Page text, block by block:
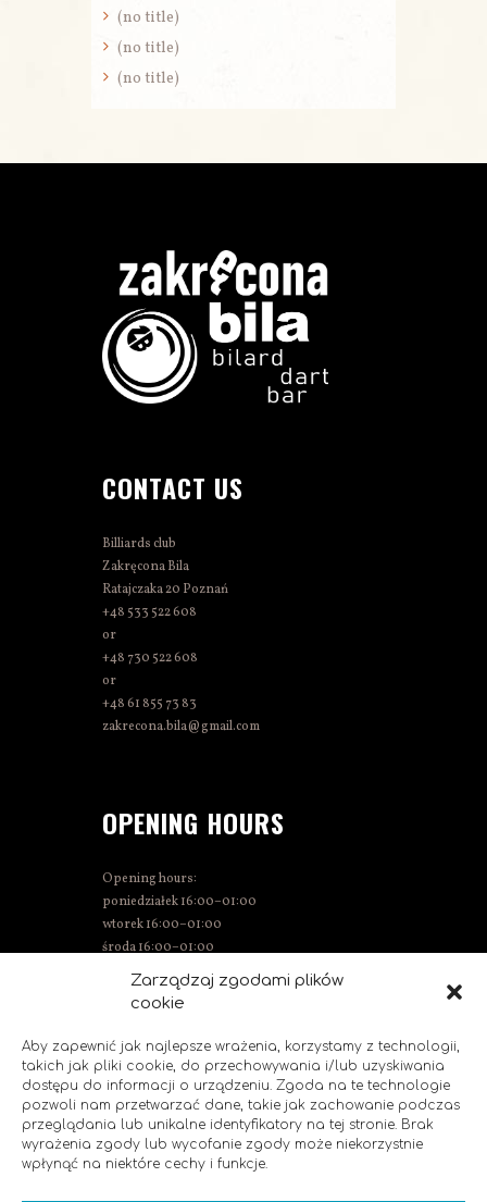
Zarządzaj zgodami plików
cookie
Aby zapewnić jak najlepsze wrażenia, korzystamy z technologii,
takich jak pliki cookie, do przechowywania i/lub uzyskiwania
dostępu do informacji o urządzeniu. Zgoda na te technologie
pozwoli nam przetwarzać dane, takie jak zachowanie podczas
przeglądania lub unikalne identyfikatory na tej stronie. Brak
wyrażenia zgody lub wycofanie zgody może niekorzystnie
wpłynąć na niektóre cechy i funkcje.
(no title)
(no title)
(no title)
CONTACT US
Billiards club
Zakręcona Bila
Ratajczaka 20 Poznań
+48 533 522 608
or
+48 730 522 608
or
+48 61 855 73 83
zakrecona.bila@gmail.com
OPENING HOURS
Opening hours:
poniedziałek 16:00–01:00
wtorek 16:00–01:00
środa 16:00–01:00
Thursday 15:00–01:00
Friday 15:00–02:00
Sunday 14:00–00:00
SOCIAL MEDIA